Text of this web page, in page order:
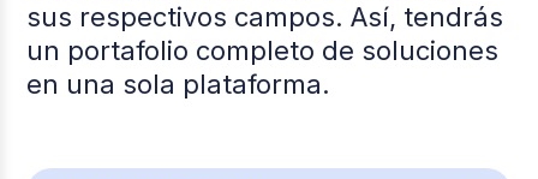
sus respectivos campos. Así, tendrás
un portafolio completo de soluciones
en una sola plataforma.